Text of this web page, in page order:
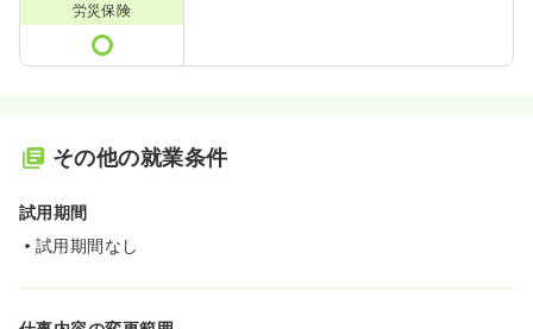
労災保険
その他の就業条件
試用期間
試用期間なし